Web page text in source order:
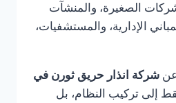
الصغيرة، والمنشآت
الإدارية، والمستشفيات،
شركة انذار حريق ثورن في
إلى تركيب النظام، بل